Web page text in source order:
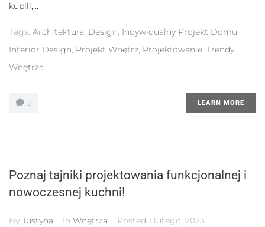
kupili,...
Tags: Architektura, Design, Indywidualny Projekt Domu,
Interior Design, Projekt Wnętrz, Projektowanie, Trendy,
Wnętrza
2 LEARN MORE
Poznaj tajniki projektowania funkcjonalnej i
nowoczesnej kuchni!
By Justyna In Wnętrza Posted 1 lutego, 2023